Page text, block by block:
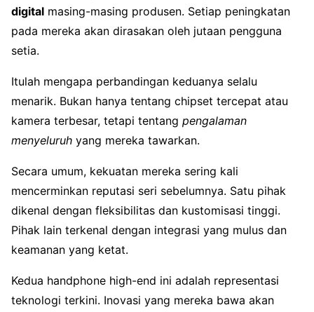
digital masing-masing produsen. Setiap peningkatan
pada mereka akan dirasakan oleh jutaan pengguna
setia.
Itulah mengapa perbandingan keduanya selalu
menarik. Bukan hanya tentang chipset tercepat atau
kamera terbesar, tetapi tentang pengalaman
menyeluruh yang mereka tawarkan.
Secara umum, kekuatan mereka sering kali
mencerminkan reputasi seri sebelumnya. Satu pihak
dikenal dengan fleksibilitas dan kustomisasi tinggi.
Pihak lain terkenal dengan integrasi yang mulus dan
keamanan yang ketat.
Kedua handphone high-end ini adalah representasi
teknologi terkini. Inovasi yang mereka bawa akan